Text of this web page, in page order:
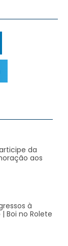
da
aos
à
Boi no Rolete